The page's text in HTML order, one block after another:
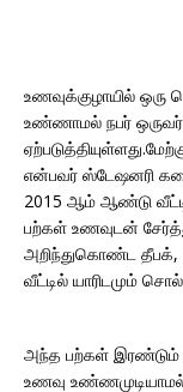
உணவுக்குழாயில் ஒரு
உண்ணாமல் நபர்
என்பவர் ஸ்டேஷனரி
2015 ஆம் ஆண்டு
பற்கள் உணவுடன்
அறிந்துகொண்ட
வீட்டில் யாரிடமும்
அந்த பற்கள் இரண்டும்
உணவு